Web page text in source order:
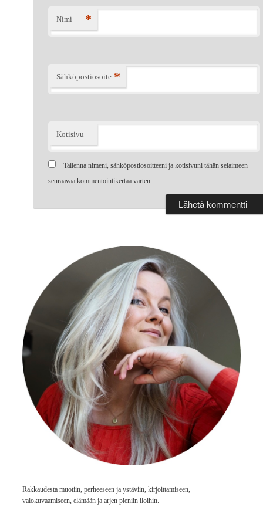
Nimi *
Sähköpostiosoite *
Kotisivu
Tallenna nimeni, sähköpostiosoitteeni ja kotisivuni tähän selaimeen
seuraavaa kommentointikertaa varten.
Rakkaudesta muotiin, perheeseen ja ystäviin, kirjoittamiseen,
valokuvaamiseen, elämään ja arjen pieniin iloihin.